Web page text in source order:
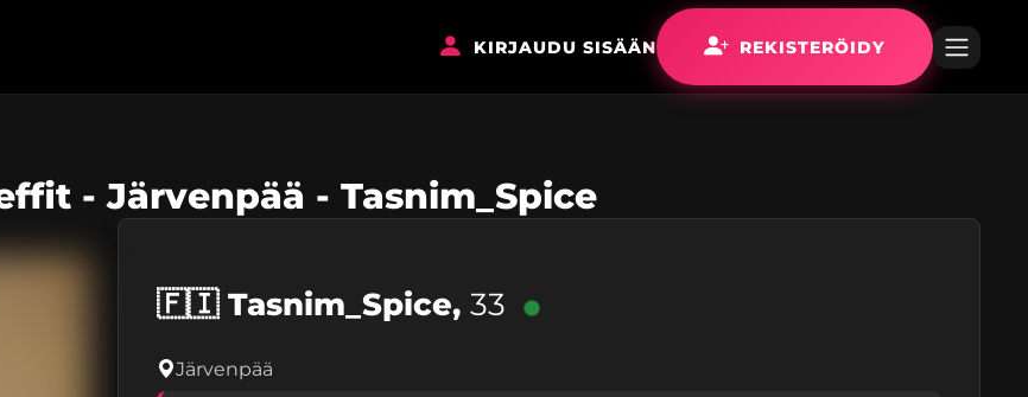
KIRJAUDU SISÄÄN REKISTERÖIDY
- Järvenpää - Tasnim_Spice
🇫🇮Tasnim_Spice, 33
Järvenpää